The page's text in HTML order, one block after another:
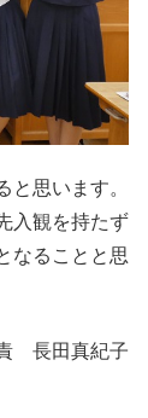
思います。
入観を持たず
なることと思
長田真紀子